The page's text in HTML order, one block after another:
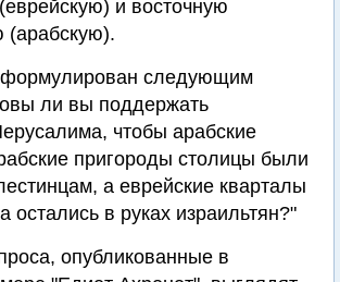
и восточную
(арабскую).
следующим
ли вы поддержать
чтобы арабские
пригороды столицы были
а еврейские кварталы
остались в руках израильтян?"
опубликованные в